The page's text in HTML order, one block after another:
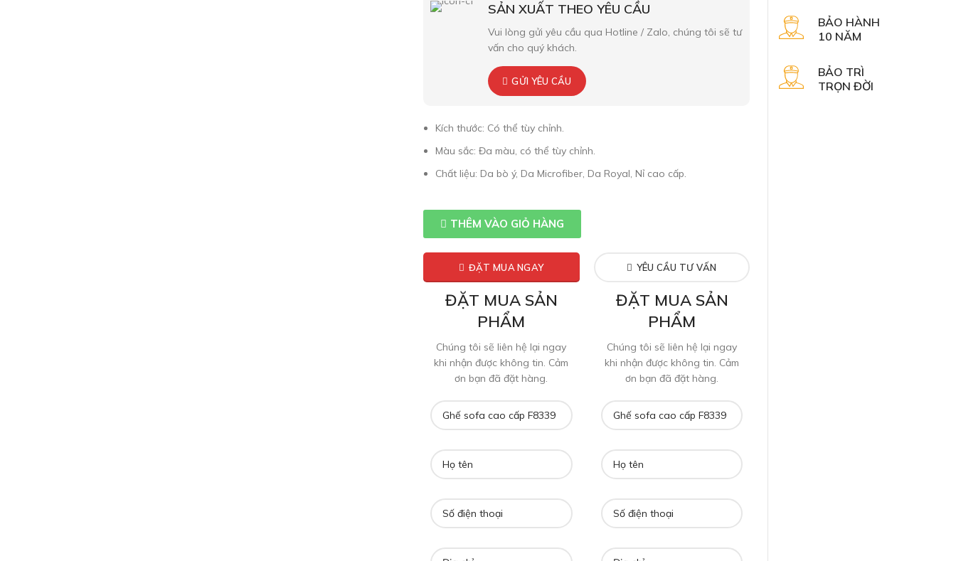
SẢN XUẤT THEO YÊU CẦU
Vui lòng gửi yêu cầu qua Hotline / Zalo, chúng tôi sẽ tư
vấn cho quý khách.
GỬI YÊU CẦU
Kích thước: Có thể tùy chỉnh.
Màu sắc: Đa màu, có thể tùy chỉnh.
Chất liệu: Da bò ý, Da Microfiber, Da Royal, Nỉ cao cấp.
THÊM VÀO GIỎ HÀNG
ĐẶT MUA NGAY
ĐẶT MUA SẢN
PHẨM
Chúng tôi sẽ liên hệ lại ngay
khi nhận được không tin. Cảm
ơn bạn đã đặt hàng.
YÊU CẦU TƯ VẤN
ĐẶT MUA SẢN
PHẨM
Chúng tôi sẽ liên hệ lại ngay
khi nhận được không tin. Cảm
ơn bạn đã đặt hàng.
BẢO HÀNH
10 NĂM
BẢO TRÌ
TRỌN ĐỜI